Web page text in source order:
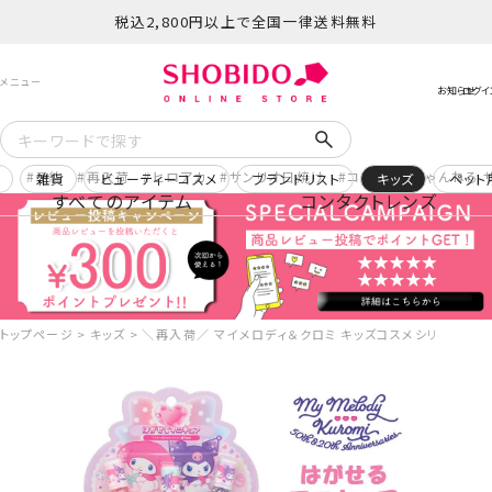
税込2,800円以上で全国一律送料無料
予約 再入荷 ヒロアカ サンリオ日焼け コスメヲタちゃんねる
すべてのアイテム コンタクトレンズ
雑貨 ビューティーコスメ ブランドリスト キッズ ペッ
トップページ キッズ ＼再入荷／ マイメロディ＆クロミ キッズコスメシリーズ